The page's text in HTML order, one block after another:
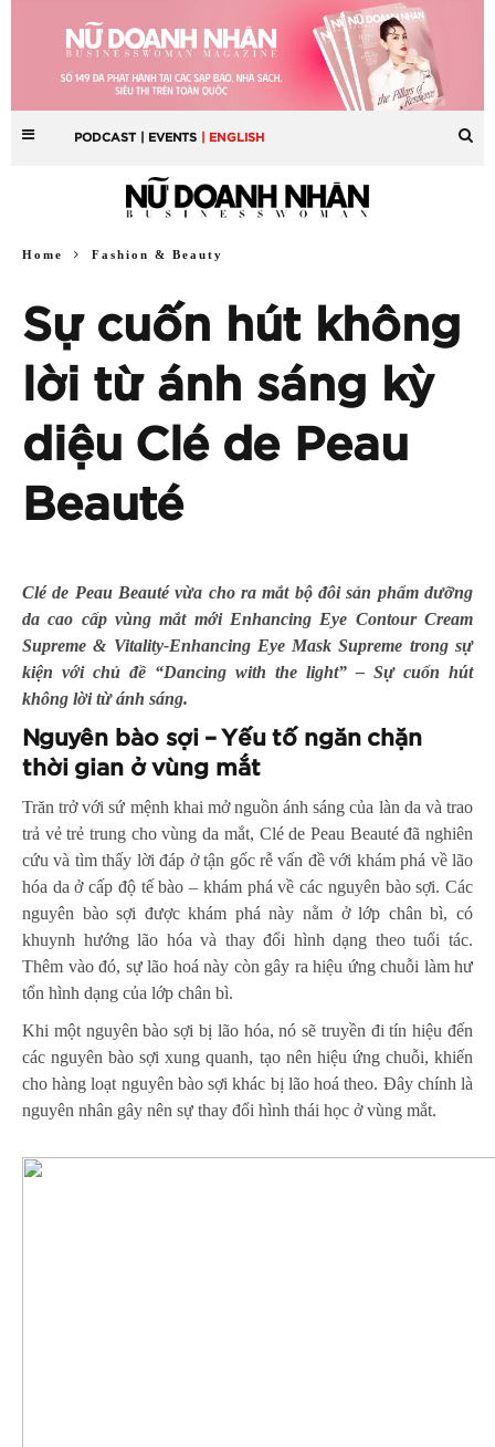
PODCAST | EVENTS | ENGLISH
Home Fashion & Beauty
Sự cuốn hút không
lời từ ánh sáng kỳ
diệu Clé de Peau
Beauté
Clé de Peau Beauté vừa cho ra mắt bộ đôi sản phẩm dưỡng
da cao cấp vùng mắt mới Enhancing Eye Contour Cream
Supreme & Vitality-Enhancing Eye Mask Supreme trong sự
kiện với chủ đề “Dancing with the light” – Sự cuốn hút
không lời từ ánh sáng.
Nguyên bào sợi – Yếu tố ngăn chặn
thời gian ở vùng mắt
Trăn trở với sứ mệnh khai mở nguồn ánh sáng của làn da và trao
trả vẻ trẻ trung cho vùng da mắt, Clé de Peau Beauté đã nghiên
cứu và tìm thấy lời đáp ở tận gốc rễ vấn đề với khám phá về lão
hóa da ở cấp độ tế bào – khám phá về các nguyên bào sợi. Các
nguyên bào sợi được khám phá này nằm ở lớp chân bì, có
khuynh hướng lão hóa và thay đổi hình dạng theo tuổi tác.
Thêm vào đó, sự lão hoá này còn gây ra hiệu ứng chuỗi làm hư
tổn hình dạng của lớp chân bì.
Khi một nguyên bào sợi bị lão hóa, nó sẽ truyền đi tín hiệu đến
các nguyên bào sợi xung quanh, tạo nên hiệu ứng chuỗi, khiến
cho hàng loạt nguyên bào sợi khác bị lão hoá theo. Đây chính là
nguyên nhân gây nên sự thay đổi hình thái học ở vùng mắt.